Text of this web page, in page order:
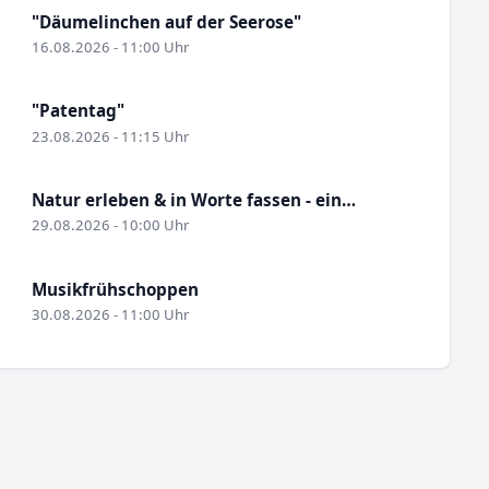
"Däumelinchen auf der Seerose"
16.08.2026 - 11:00 Uhr
"Patentag"
23.08.2026 - 11:15 Uhr
Natur erleben & in Worte fassen - ein…
29.08.2026 - 10:00 Uhr
Musikfrühschoppen
30.08.2026 - 11:00 Uhr